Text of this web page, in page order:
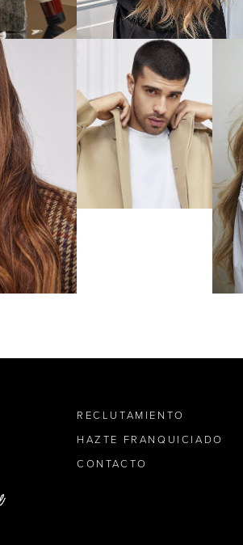
RECLUTAMIENTO
HAZTE FRANQUICIADO
CONTACTO